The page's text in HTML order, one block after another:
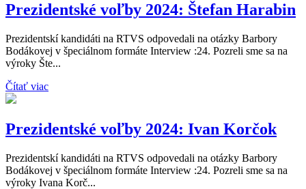
Prezidentské voľby 2024: Štefan Harabin
Prezidentskí kandidáti na RTVS odpovedali na otázky Barbory
Bodákovej v špeciálnom formáte Interview :24. Pozreli sme sa na
výroky Šte...
Čítať viac
Prezidentské voľby 2024: Ivan Korčok
Prezidentskí kandidáti na RTVS odpovedali na otázky Barbory
Bodákovej v špeciálnom formáte Interview :24. Pozreli sme sa na
výroky Ivana Korč...